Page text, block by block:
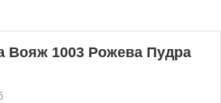
Вояж 1003 Рожева Пудра